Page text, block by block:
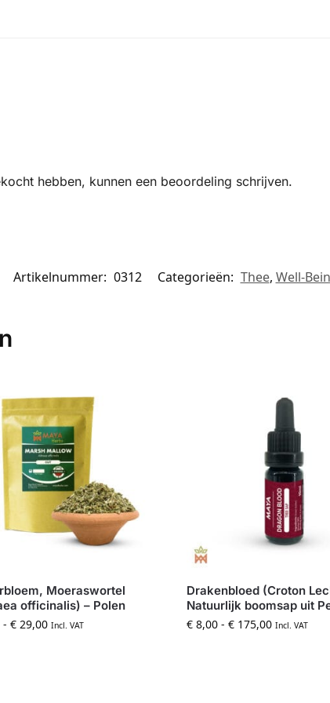
hebben, kunnen een beoordeling schrijven.
Artikelnummer: 0312 Categorieën: Thee, Well-
Moeraswortel
officinalis) – Polen
- €29,00 Incl. VAT
Drakenbloed (Croton
Natuurlijk boomsap uit
€ 8,00 - € 175,00 Incl. VAT